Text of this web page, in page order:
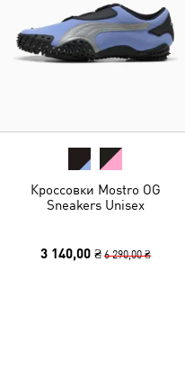
Кроссовки Mostro OG
Sneakers Unisex
3 140,00 ₴ 6 290,00 ₴